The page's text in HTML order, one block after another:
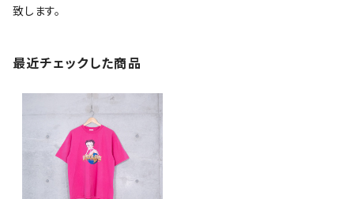
致します。
最近チェックした商品